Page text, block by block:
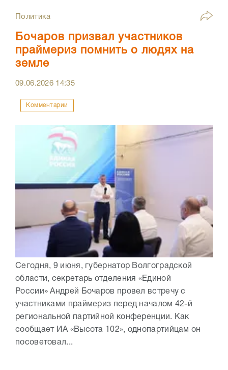
Политика
Бочаров призвал участников
праймериз помнить о людях на
земле
09.06.2026 14:35
Комментарии
Сегодня, 9 июня, губернатор Волгоградской
области, секретарь отделения «Единой
России» Андрей Бочаров провел встречу с
участниками праймериз перед началом 42-й
региональной партийной конференции. Как
сообщает ИА «Высота 102», однопартийцам он
посоветовал...